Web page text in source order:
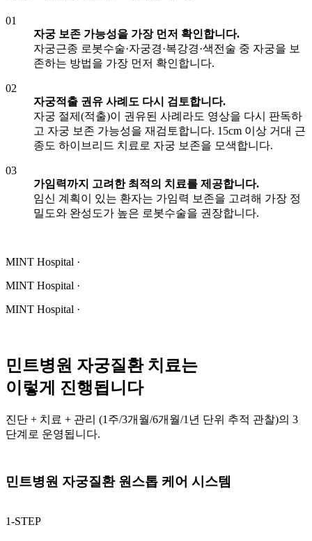
01
자궁 보존 가능성을 가장 먼저 확인합니다.
자궁근종 로봇수술·자궁경·복강경·색전술 중 자궁을 보
존하는 방법을 가장 먼저 확인합니다.
02
자궁적출 권유 사례도 다시 검토합니다.
자궁 절제(적출)이 권유된 사례라도 영상을 다시 판독하
고 자궁 보존 가능성을 재검토합니다. 15cm 이상 거대 근
종도 하이브리드 치료로 자궁 보존을 모색합니다.
03
가임력까지 고려한 최적의 치료를 제공합니다.
임신 계획이 있는 환자는 가임력 보존을 고려해 가장 정
밀도와 완성도가 높은 로봇수술을 권장합니다.
MINT Hospital ·
MINT Hospital ·
MINT Hospital ·
민트병원 자궁질환 치료는
이렇게 진행됩니다
진단 + 치료 + 관리 (1주/3개월/6개월/1년 단위 추적 관찰)의 3
단계로 운영됩니다.
민트병원 자궁질환 원스톱 케어 시스템
1-STEP